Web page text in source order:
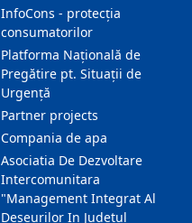
InfoCons - protecția
consumatorilor
Platforma Națională de
Pregătire pt. Situații de
Urgență
Partner projects
Compania de apa
Asociatia De Dezvoltare
Intercomunitara
"Management Integrat Al
Deseurilor In Judetul